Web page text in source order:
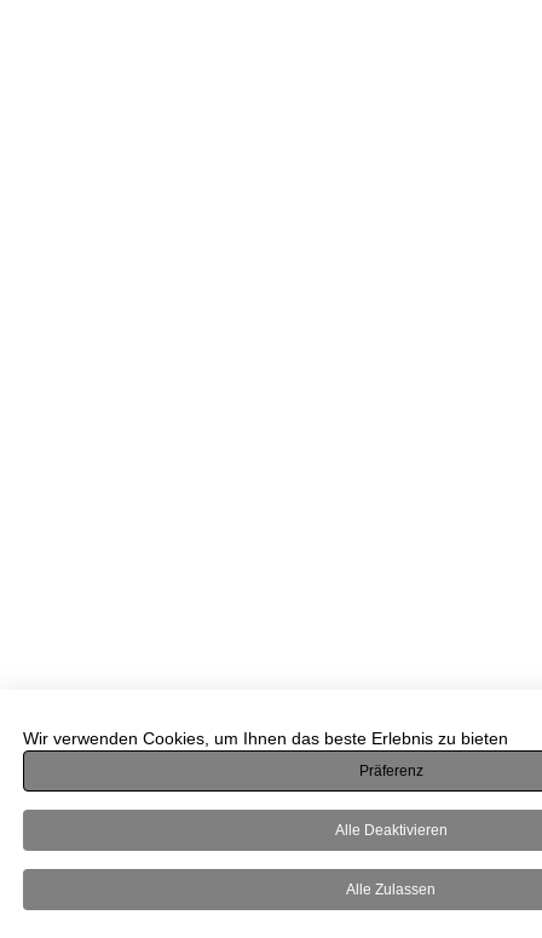
Wir verwenden Cookies, um Ihnen das beste Erlebnis zu bieten
Präferenz
Alle Deaktivieren
Alle Zulassen